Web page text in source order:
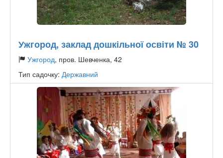
Ужгород, заклад дошкільної освіти № 30
Ужгород, пров. Шевченка, 42
Тип садочку: Державний